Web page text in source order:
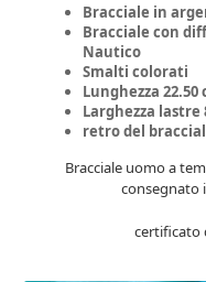
Bracciale in
Bracciale con
Nautico
Smalti colorati
Lunghezza
Larghezza lastre
retro del
Bracciale uomo a
consegnato
certificato